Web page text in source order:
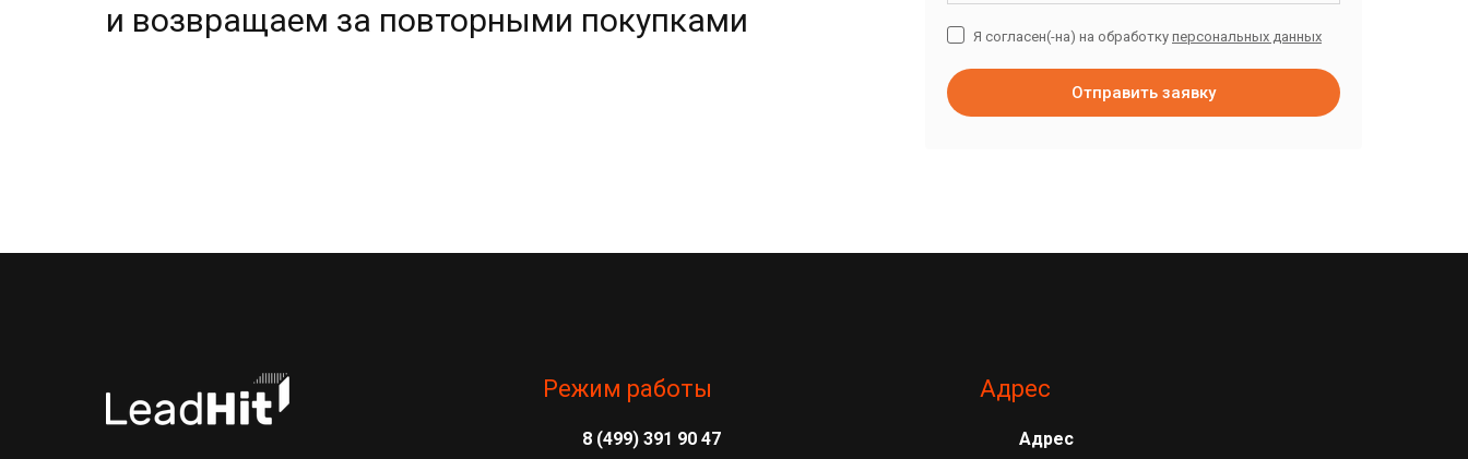
и возвращаем за повторными покупками
Отправить заявку
Я согласен(-на) на обработку персональных данных
Режим работы
8 (499) 391 90 47
Адрес
Адрес